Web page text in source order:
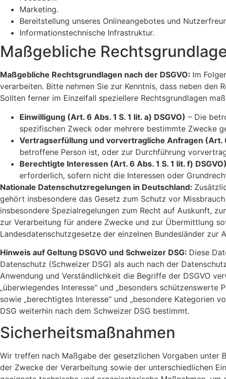
Marketing.
Bereitstellung unseres Onlineangebotes und
Informationstechnische Infrastruktur.
Maßgebliche
Maßgebliche Rechtsgrundlagen nach der DSGVO: Im
verarbeiten. Bitte nehmen Sie zur Kenntnis, dass neben den
Sollten ferner im Einzelfall speziellere Rechtsgrundlagen
Einwilligung (Art. 6 Abs. 1 S. 1 lit. a) DSGVO) – Die
spezifischen Zweck oder mehrere bestimmte Zwecke
Vertragserfüllung und vorvertragliche Anfragen (Art. 6
betroffene Person ist, oder zur Durchführung
Berechtigte Interessen (Art. 6 Abs. 1 S. 1 lit. f) DSGVO)
erforderlich, sofern nicht die Interessen oder
Nationale Datenschutzregelungen in Deutschland:
gehört insbesondere das Gesetz zum Schutz vor
insbesondere Spezialregelungen zum Recht auf Auskunft,
zur Verarbeitung für andere Zwecke und zur Übermittlung
Landesdatenschutzgesetze der einzelnen Bundesländer zur
Hinweis auf Geltung DSGVO und Schweizer DSG: Diese
Datenschutz (Schweizer DSG) als auch nach der
Anwendung und Verständlichkeit die Begriffe der DSGVO
„überwiegendes Interesse“ und „besonders schützenswerte
sowie „berechtigtes Interesse“ und „besondere Kategorien
DSG weiterhin nach dem Schweizer DSG bestimmt.
Sicherheitsmaßnahmen
Wir treffen nach Maßgabe der gesetzlichen Vorgaben unter
der Zwecke der Verarbeitung sowie der unterschiedlichen